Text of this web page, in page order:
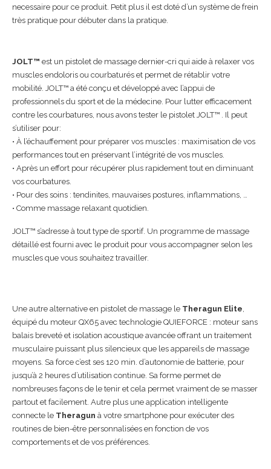
necessaire pour ce produit. Petit plus il est doté d’un système de frein
très pratique pour débuter dans la pratique.
JOLT™ est un pistolet de massage dernier-cri qui aide à relaxer vos
muscles endoloris ou courbaturés et permet de rétablir votre
mobilité. JOLT™ a été conçu et développé avec l’appui de
professionnels du sport et de la médecine. Pour lutter efficacement
contre les courbatures, nous avons tester le pistolet JOLT™ . Il peut
s’utiliser pour:
• À l’échauffement pour préparer vos muscles : maximisation de vos
performances tout en préservant l’intégrité de vos muscles.
• Après un effort pour récupérer plus rapidement tout en diminuant
vos courbatures.
• Pour des soins : tendinites, mauvaises postures, inflammations, …
• Comme massage relaxant quotidien.
JOLT™ s’adresse à tout type de sportif. Un programme de massage
détaillé est fourni avec le produit pour vous accompagner selon les
muscles que vous souhaitez travailler.
Une autre alternative en pistolet de massage le Theragun Elite,
équipé du moteur QX65 avec technologie QUIEFORCE : moteur sans
balais breveté et isolation acoustique avancée offrant un traitement
musculaire puissant plus silencieux que les appareils de massage
moyens. Sa force c’est ses 120 min. d’autonomie de batterie, pour
jusqu’à 2 heures d’utilisation continue. Sa forme permet de
nombreuses façons de le tenir et cela permet vraiment de se masser
partout et facilement. Autre plus une application intelligente
connecte le Theragun à votre smartphone pour exécuter des
routines de bien-être personnalisées en fonction de vos
comportements et de vos préférences.